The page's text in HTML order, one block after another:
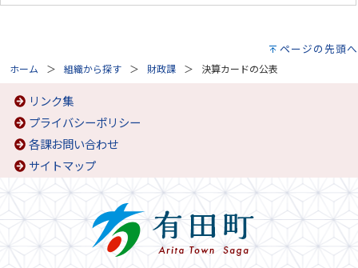
ページの先頭へ
ホーム 組織から探す 財政課 決算カードの公表
リンク集
プライバシーポリシー
各課お問い合わせ
サイトマップ